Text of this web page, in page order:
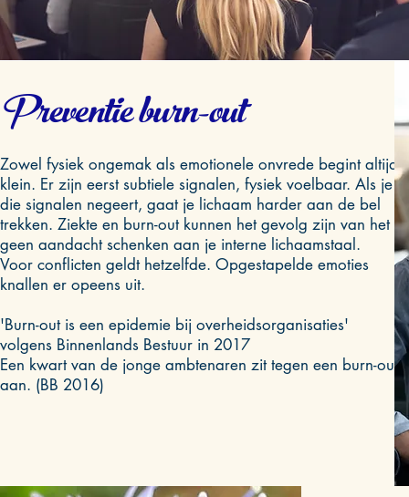
​Preventie burn-out
Zowel fysiek ongemak als emotionele onvrede begint altijd
klein. Er zijn eerst subtiele signalen, fysiek voelbaar. Als je
die signalen negeert, gaat je lichaam harder aan de bel
trekken. Ziekte en burn-out kunnen het gevolg zijn van het
geen aandacht schenken aan je interne lichaamstaal.
Voor conflicten geldt hetzelfde. Opgestapelde emoties
knallen er opeens uit.
'Burn-out is een epidemie bij overheidsorganisaties'
volgens Binnenlands Bestuur in 2017
Een kwart van de jonge ambtenaren zit tegen een burn-out
aan. (BB 2016)